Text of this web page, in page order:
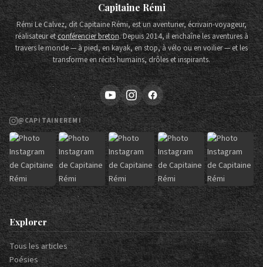
Capitaine Rémi
Rémi Le Calvez, dit Capitaine Rémi, est un aventurier, écrivain-voyageur,
réalisateur etconférencier breton. Depuis 2014, il enchaîne les aventures à
travers le monde — à pied, en kayak, en stop, à vélo ou en voilier — et les
transforme en récits humains, drôles et inspirants.
@CAPITAINEREMI
Explorer
Tous les articles
Poésies